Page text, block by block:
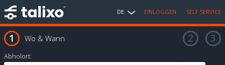
DE EINLOGGEN SELF SERVICE
Wo & Wann
Abholort: